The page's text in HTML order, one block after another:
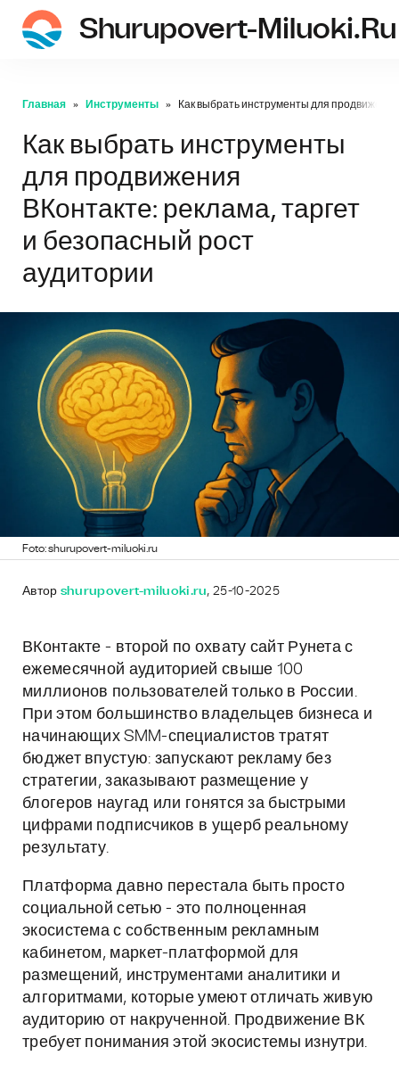
Shurupovert-Miluoki.ru
Главная Инструменты Как выбрать инструменты для
Как выбрать инструменты
для продвижения
ВКонтакте: реклама, таргет
и безопасный рост
аудитории
Foto: shurupovert-miluoki.ru
Автор shurupovert-miluoki.ru, 25-10-2025
ВКонтакте - второй по охвату сайт Рунета с
ежемесячной аудиторией свыше 100
миллионов пользователей только в России.
При этом большинство владельцев бизнеса и
начинающих SMM-специалистов тратят
бюджет впустую: запускают рекламу без
стратегии, заказывают размещение у
блогеров наугад или гонятся за быстрыми
цифрами подписчиков в ущерб реальному
результату.
Платформа давно перестала быть просто
социальной сетью - это полноценная
экосистема с собственным рекламным
кабинетом, маркет-платформой для
размещений, инструментами аналитики и
алгоритмами, которые умеют отличать живую
аудиторию от накрученной. Продвижение ВК
требует понимания этой экосистемы изнутри.